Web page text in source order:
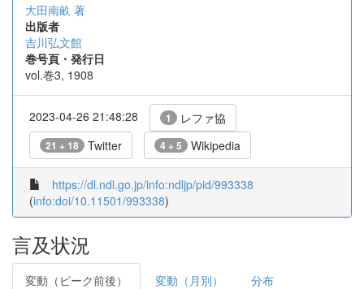
大田南畝 著
出版者
吉川弘文館
巻号頁・発行日
vol.巻3, 1908
2023-04-26 21:48:28 1 レファ協
21 + 18 Twitter 4 + 5 Wikipedia
https://dl.ndl.go.jp/info:ndljp/pid/993338
(info:doi/10.11501/993338)
言及状況
変動（ピーク前後） 変動（月別） 分布